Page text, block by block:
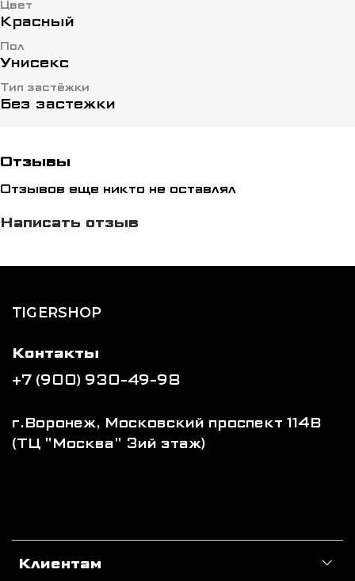
Цвет
Красный
Пол
Унисекс
Тип застёжки
Без застежки
Отзывы
Отзывов еще никто не оставлял
Написать отзыв
TIGERSHOP
Клиентам
Контакты
+7 (900) 930-49-98
г.Воронеж, Московский проспект 114В
(ТЦ "Москва" 3ий этаж)